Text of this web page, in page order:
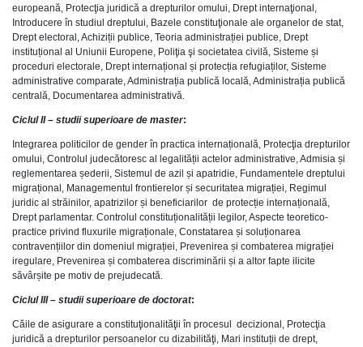
europeană, Protecţia juridică a drepturilor omului, Drept internaţional,
Introducere în studiul dreptului, Bazele constituţionale ale organelor de stat,
Drept electoral, Achiziții publice, Teoria administrației publice, Drept
instituțional al Uniunii Europene, Poliţia şi societatea civilă, Sisteme și
proceduri electorale, Drept internațional și protecția refugiaților, Sisteme
administrative comparate, Administrația publică locală, Administrația publică
centrală, Documentarea administrativă.
Ciclul II – studii superioare de master:
Integrarea politicilor de gender în practica internațională, Protecţia drepturilor
omului, Controlul judecătoresc al legalității actelor administrative, Admisia și
reglementarea șederii, Sistemul de azil și apatridie, Fundamentele dreptului
migrațional, Managementul frontierelor și securitatea migrației, Regimul
juridic al străinilor, apatrizilor și beneficiarilor de protecție internațională,
Drept parlamentar. Controlul constituționalității legilor, Aspecte teoretico-
practice privind fluxurile migraționale, Constatarea și soluționarea
contravențiilor din domeniul migrației, Prevenirea și combaterea migrației
iregulare, Prevenirea și combaterea discriminării și a altor fapte ilicite
săvârșite pe motiv de prejudecată.
Ciclul III – studii superioare de doctorat:
Căile de asigurare a constituţionalităţii în procesul decizional, Protecţia
juridică a drepturilor persoanelor cu dizabilităţi, Mari instituții de drept,